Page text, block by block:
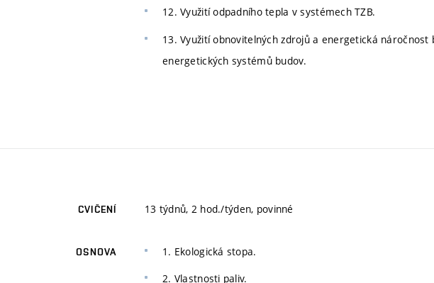
12. Využití odpadního tepla v systémech TZB.
13. Využití obnovitelných zdrojů a energetická
energetických systémů budov.
CVIČENÍ 13 týdnů, 2 hod./týden, povinné
OSNOVA 1. Ekologická stopa.
2. Vlastnosti paliv.